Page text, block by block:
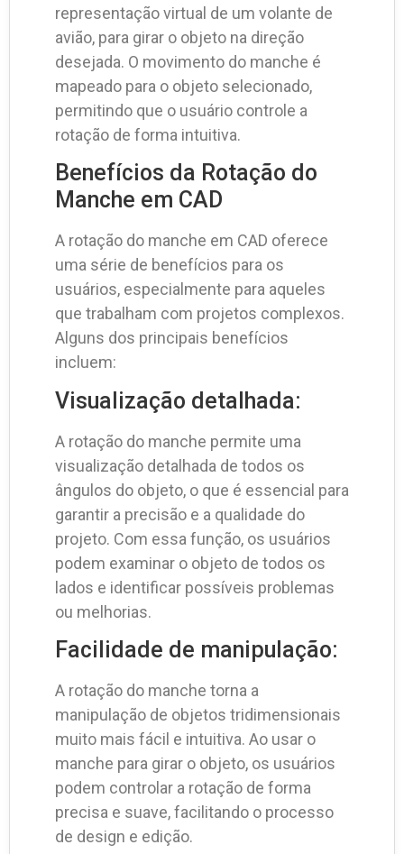
representação virtual de um volante de
avião, para girar o objeto na direção
desejada. O movimento do manche é
mapeado para o objeto selecionado,
permitindo que o usuário controle a
rotação de forma intuitiva.
Benefícios da Rotação do
Manche em CAD
A rotação do manche em CAD oferece
uma série de benefícios para os
usuários, especialmente para aqueles
que trabalham com projetos complexos.
Alguns dos principais benefícios
incluem:
Visualização detalhada:
A rotação do manche permite uma
visualização detalhada de todos os
ângulos do objeto, o que é essencial para
garantir a precisão e a qualidade do
projeto. Com essa função, os usuários
podem examinar o objeto de todos os
lados e identificar possíveis problemas
ou melhorias.
Facilidade de manipulação:
A rotação do manche torna a
manipulação de objetos tridimensionais
muito mais fácil e intuitiva. Ao usar o
manche para girar o objeto, os usuários
podem controlar a rotação de forma
precisa e suave, facilitando o processo
de design e edição.